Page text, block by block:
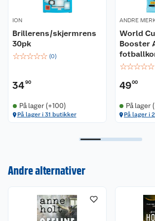
hele landet.
morderen har en plan og at flere liv
ION
Brillerens/skjermrens
30pk
☆☆☆☆☆ (0)
3490
På lager (+100)
På lager i 31 butikker
ANDRE
World
Booster
☆☆☆☆☆
4900
På lager
På lager i
Andre alternativer
Om oss
Nyheter
Kontakt oss
Angre- og returrett